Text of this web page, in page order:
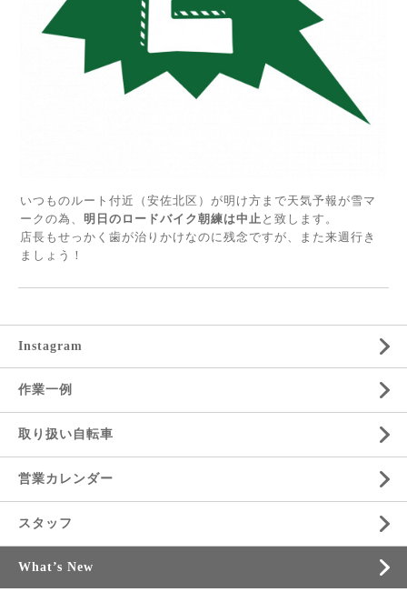
いつものルート付近（安佐北区）が明け方まで天気予報が雪マ
ークの為、 明日のロードバイク朝練は中止 と致します。
店長もせっかく歯が治りかけなのに残念ですが、また来週行き
ましょう！
Instagram
作業一例
取り扱い自転車
営業カレンダー
スタッフ
What’s New